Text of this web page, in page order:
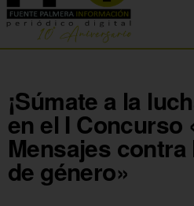
¡Súmate a la
en el I Concurso
Mensajes
de género»